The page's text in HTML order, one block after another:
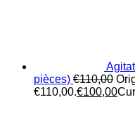
pièces) €110,00
€110,00.€100,00